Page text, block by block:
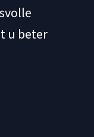
u beter